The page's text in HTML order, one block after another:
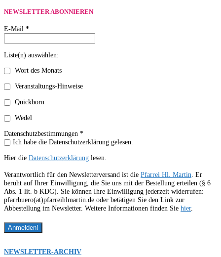
NEWSLETTER ABONNIEREN
E-Mail *
Liste(n) auswählen:
Wort des Monats
Veranstaltungs-Hinweise
Quickborn
Wedel
Datenschutzbestimmungen *
Ich habe die Datenschutzerklärung gelesen.
Hier die Datenschutzerklärung lesen.
Verantwortlich für den Newsletterversand ist die Pfarrei Hl. Martin. Er
beruht auf Ihrer Einwilligung, die Sie uns mit der Bestellung erteilen (§ 6
Abs. 1 lit. b KDG). Sie können Ihre Einwilligung jederzeit widerrufen:
pfarrbuero(at)pfarreihlmartin.de oder betätigen Sie den Link zur
Abbestellung im Newsletter. Weitere Informationen finden Sie hier.
NEWSLETTER-ARCHIV